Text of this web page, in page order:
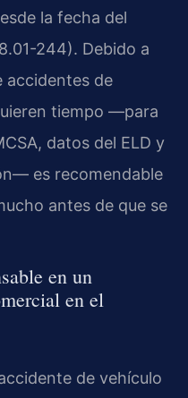
la fecha del
244). Debido a
accidentes de
tiempo —para
datos del ELD y
es recomendable
antes de que se
en un
en el
de vehículo